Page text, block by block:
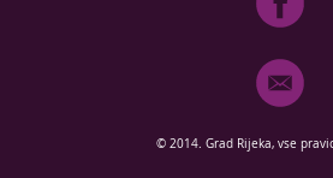
© 2014. Grad Rijeka, vse